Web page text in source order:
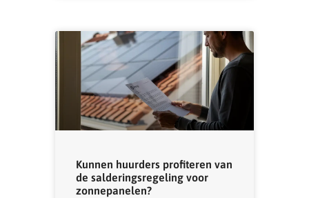
Kunnen huurders profiteren van
de salderingsregeling voor
zonnepanelen?